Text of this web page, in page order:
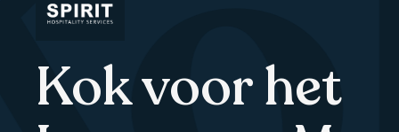
Kok voor het